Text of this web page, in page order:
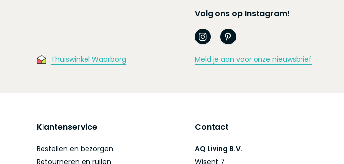
Thuiswinkel Waarborg
Volg ons op Instagram!
Meld je aan voor onze nieuwsbrief
Klantenservice
Bestellen en bezorgen
Retourneren en ruilen
Contact
AQ Living B.V.
Wisent 7